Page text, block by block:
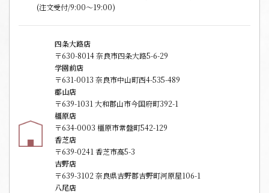
(注文受付/9:00～19:00)
四条大路店
〒630-8014 奈良市四条大路5-6-29
学園前店
〒631-0013 奈良市中山町西4-535-489
郡山店
〒639-1031 大和郡山市今国府町392-1
橿原店
〒634-0003 橿原市常盤町542-129
香芝店
〒639-0241 香芝市高5-3
吉野店
〒639-3102 奈良県吉野郡吉野町河原屋106-1
八尾店